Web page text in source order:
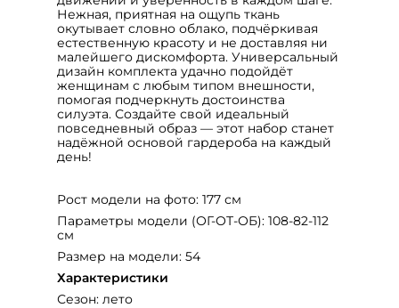
Нежная, приятная на ощупь ткань
окутывает словно облако, подчёркивая
естественную красоту и не доставляя ни
малейшего дискомфорта. Универсальный
дизайн комплекта удачно подойдёт
женщинам с любым типом внешности,
помогая подчеркнуть достоинства
силуэта. Создайте свой идеальный
повседневный образ — этот набор станет
надёжной основой гардероба на каждый
день!
Рост модели на фото: 177 см
Параметры модели (ОГ-ОТ-ОБ): 108-82-112
см
Размер на модели: 54
Характеристики
Сезон: лето